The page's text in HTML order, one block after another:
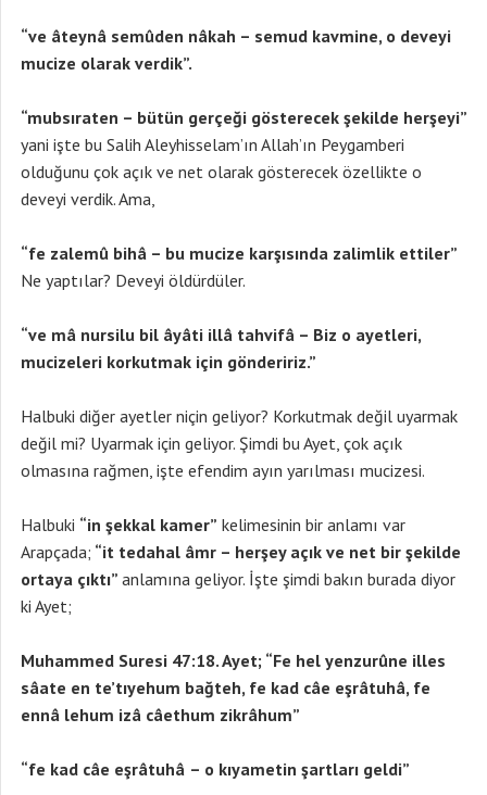
“ve âteynâ semûden nâkah – semud kavmine, o deveyi
mucize olarak verdik”.
“mubsıraten – bütün gerçeği gösterecek şekilde herşeyi”
yani işte bu Salih Aleyhisselam’ın Allah’ın Peygamberi
olduğunu çok açık ve net olarak gösterecek özellikte o
deveyi verdik. Ama,
“fe zalemû bihâ – bu mucize karşısında zalimlik ettiler”
Ne yaptılar? Deveyi öldürdüler.
“ve mâ nursilu bil âyâti illâ tahvifâ – Biz o ayetleri,
mucizeleri korkutmak için göndeririz.”
Halbuki diğer ayetler niçin geliyor? Korkutmak değil uyarmak
değil mi? Uyarmak için geliyor. Şimdi bu Ayet, çok açık
olmasına rağmen, işte efendim ayın yarılması mucizesi.
Halbuki “in şekkal kamer” kelimesinin bir anlamı var
Arapçada; “it tedahal âmr – herşey açık ve net bir şekilde
ortaya çıktı” anlamına geliyor. İşte şimdi bakın burada diyor
ki Ayet;
Muhammed Suresi 47:18. Ayet; “Fe hel yenzurûne illes
sâate en te’tıyehum bağteh, fe kad câe eşrâtuhâ, fe
ennâ lehum izâ câethum zikrâhum”
“fe kad câe eşrâtuhâ – o kıyametin şartları geldi”